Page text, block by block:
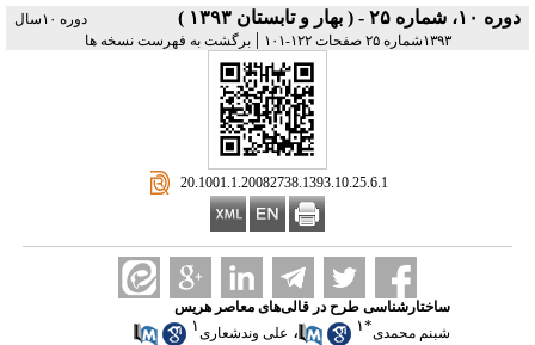
دوره ۱۰، شماره ۲۵ - ( بهار و تابستان ۱۳۹۳ )
دوره ۱۰سال
۱۳۹۳شماره ۲۵ صفحات ۱۲۲-۱۰۱
|برگشت به فهرست نسخه ها
‎ 20.1001.1.20082738.1393.10.25.6.1
ساختار‌شناسی طرح در قالی‌های معاصر هریس
شبنم محمدی*۱ ، علی وندشعاری۱